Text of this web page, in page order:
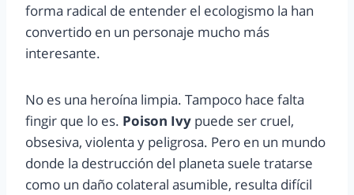
forma radical de entender el ecologismo la han
convertido en un personaje mucho más
interesante.
No es una heroína limpia. Tampoco hace falta
fingir que lo es. Poison Ivy puede ser cruel,
obsesiva, violenta y peligrosa. Pero en un mundo
donde la destrucción del planeta suele tratarse
como un daño colateral asumible, resulta difícil